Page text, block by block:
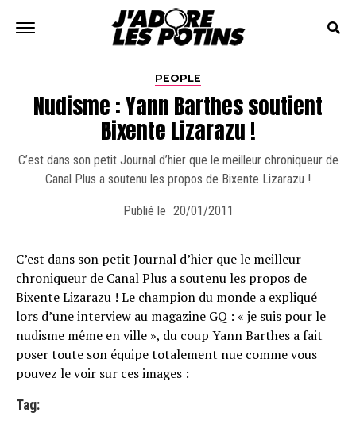
PEOPLE
Nudisme : Yann Barthes soutient
Bixente Lizarazu !
C’est dans son petit Journal d’hier que le meilleur chroniqueur de
Canal Plus a soutenu les propos de Bixente Lizarazu !
Publié le 20/01/2011
C’est dans son petit Journal d’hier que le meilleur
chroniqueur de Canal Plus a soutenu les propos de
Bixente Lizarazu ! Le champion du monde a expliqué
lors d’une interview au magazine GQ : « je suis pour le
nudisme même en ville », du coup Yann Barthes a fait
poser toute son équipe totalement nue comme vous
pouvez le voir sur ces images :
Tag: